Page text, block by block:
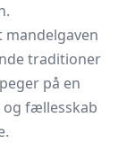
traditioner
på en
fællesskab